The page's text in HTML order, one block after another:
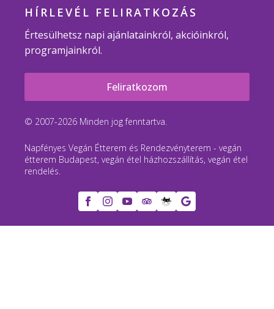
HÍRLEVÉL FELIRATKOZÁS
Értesülhetsz napi ajánlatainkról, akcióinkról,
programjainkról.
Feliratkozom
© 2007-2026 Minden jog fenntartva.
Napfényes Vegán Étterem és Rendezvényterem - vegán
étterem Budapest, vegán étel házhozszállítás, vegán étel
rendelés.